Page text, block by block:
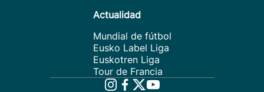
Actualidad
Mundial de fútbol
Eusko Label Liga
Euskotren Liga
Tour de Francia